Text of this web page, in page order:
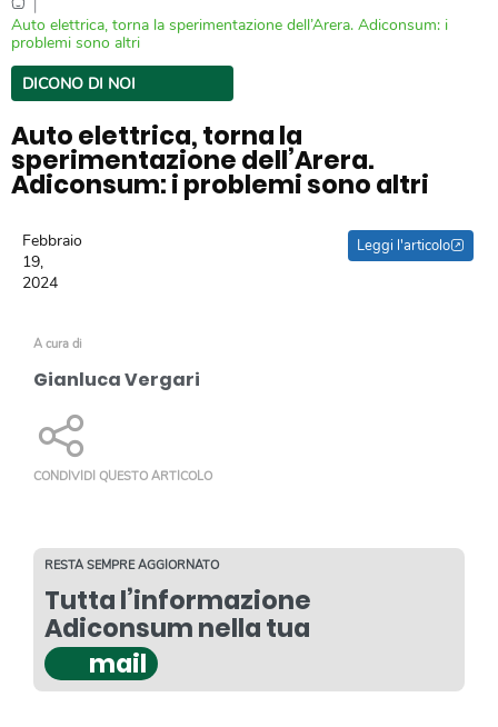
Auto elettrica, torna la sperimentazione dell’Arera. Adiconsum: i
problemi sono altri
DICONO DI NOI
Auto elettrica, torna la
sperimentazione dell’Arera.
Adiconsum: i problemi sono altri
A cura di
Gianluca Vergari
CONDIVIDI QUESTO ARTICOLO
RESTA SEMPRE AGGIORNATO
Tutta l’informazione
Adiconsum nella tua
mail
Febbraio
19,
2024
Leggi l'articolo